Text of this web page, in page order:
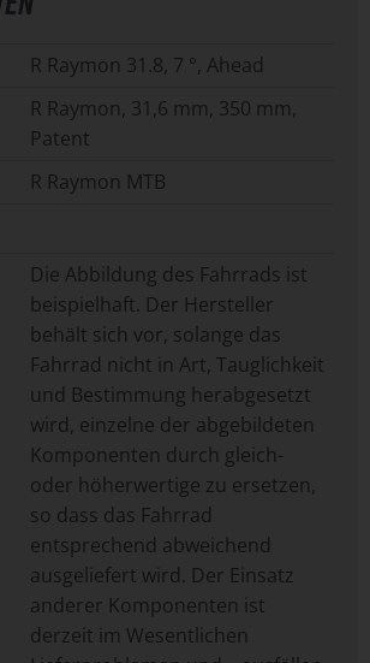
R Raymon 31.8, 7 °, Ahead
R Raymon, 31,6 mm, 350 mm,
Patent
R Raymon MTB
Die Abbildung des Fahrrads ist
beispielhaft. Der Hersteller
behält sich vor, solange das
Fahrrad nicht in Art, Tauglichkeit
und Bestimmung herabgesetzt
wird, einzelne der abgebildeten
Komponenten durch gleich-
oder höherwertige zu ersetzen,
so dass das Fahrrad
entsprechend abweichend
ausgeliefert wird. Der Einsatz
anderer Komponenten ist
derzeit im Wesentlichen